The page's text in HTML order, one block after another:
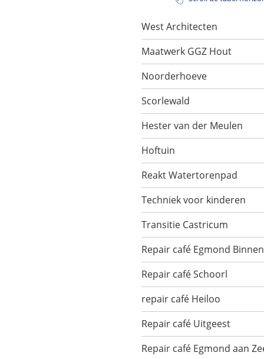
West Architecten
Maatwerk GGZ Hout
Noorderhoeve
Scorlewald
Hester van der Meulen
Hoftuin
Reakt Watertorenpad
Techniek voor kinderen
Transitie Castricum
Repair café Egmond Binnen
Repair café Schoorl
repair café Heiloo
Repair café Uitgeest
Repair café Egmond aan